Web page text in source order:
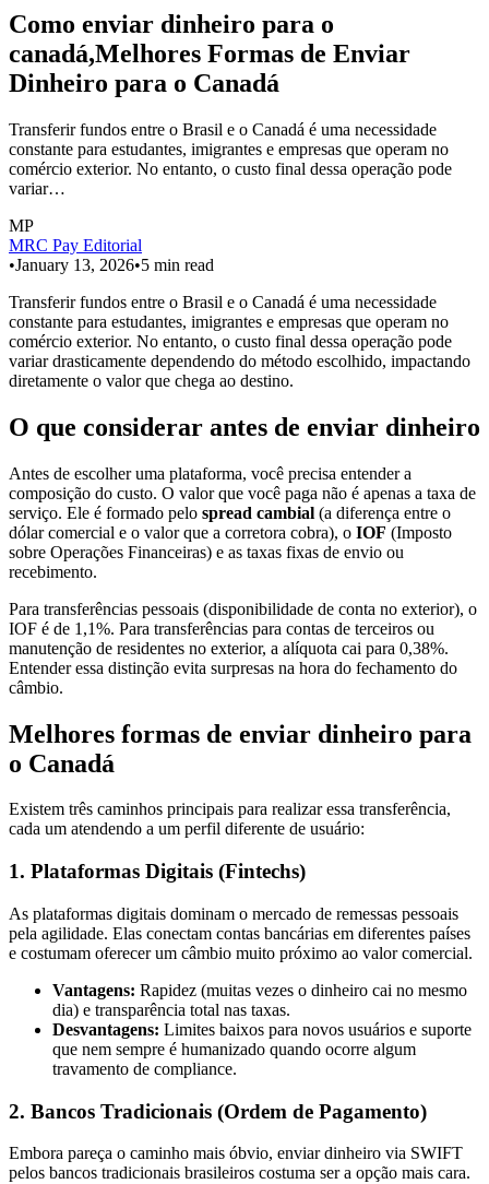
Como enviar dinheiro para o
canadá,Melhores Formas de Enviar
Dinheiro para o Canadá
Transferir fundos entre o Brasil e o Canadá é uma necessidade
constante para estudantes, imigrantes e empresas que operam no
comércio exterior. No entanto, o custo final dessa operação pode
variar…
MP
MRC Pay Editorial
•January 13, 2026•5 min read
Transferir fundos entre o Brasil e o Canadá é uma necessidade
constante para estudantes, imigrantes e empresas que operam no
comércio exterior. No entanto, o custo final dessa operação pode
variar drasticamente dependendo do método escolhido, impactando
diretamente o valor que chega ao destino.
O que considerar antes de enviar dinheiro
Antes de escolher uma plataforma, você precisa entender a
composição do custo. O valor que você paga não é apenas a taxa de
serviço. Ele é formado pelo spread cambial (a diferença entre o
dólar comercial e o valor que a corretora cobra), o IOF (Imposto
sobre Operações Financeiras) e as taxas fixas de envio ou
recebimento.
Para transferências pessoais (disponibilidade de conta no exterior), o
IOF é de 1,1%. Para transferências para contas de terceiros ou
manutenção de residentes no exterior, a alíquota cai para 0,38%.
Entender essa distinção evita surpresas na hora do fechamento do
câmbio.
Melhores formas de enviar dinheiro para
o Canadá
Existem três caminhos principais para realizar essa transferência,
cada um atendendo a um perfil diferente de usuário:
1. Plataformas Digitais (Fintechs)
As plataformas digitais dominam o mercado de remessas pessoais
pela agilidade. Elas conectam contas bancárias em diferentes países
e costumam oferecer um câmbio muito próximo ao valor comercial.
Vantagens: Rapidez (muitas vezes o dinheiro cai no mesmo
dia) e transparência total nas taxas.
Desvantagens: Limites baixos para novos usuários e suporte
que nem sempre é humanizado quando ocorre algum
travamento de compliance.
2. Bancos Tradicionais (Ordem de Pagamento)
Embora pareça o caminho mais óbvio, enviar dinheiro via SWIFT
pelos bancos tradicionais brasileiros costuma ser a opção mais cara.